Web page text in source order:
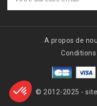
A propos de
© 2012-2025 -